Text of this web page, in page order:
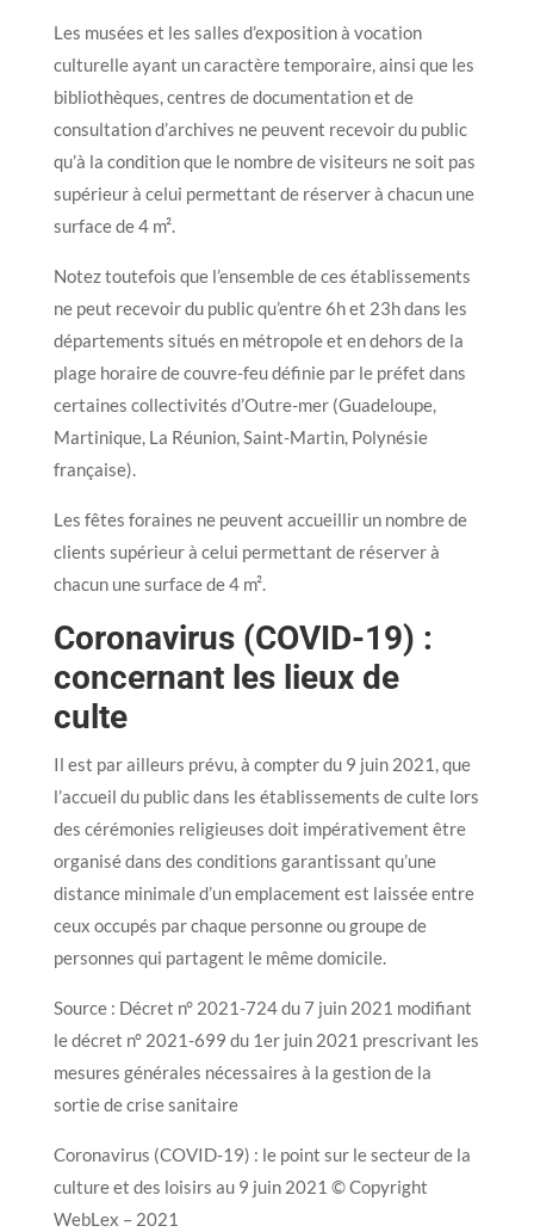
Les musées et les salles d’exposition à vocation
culturelle ayant un caractère temporaire, ainsi que les
bibliothèques, centres de documentation et de
consultation d’archives ne peuvent recevoir du public
qu’à la condition que le nombre de visiteurs ne soit pas
supérieur à celui permettant de réserver à chacun une
surface de 4 m².
Notez toutefois que l’ensemble de ces établissements
ne peut recevoir du public qu’entre 6h et 23h dans les
départements situés en métropole et en dehors de la
plage horaire de couvre-feu définie par le préfet dans
certaines collectivités d’Outre-mer (Guadeloupe,
Martinique, La Réunion, Saint-Martin, Polynésie
française).
Les fêtes foraines ne peuvent accueillir un nombre de
clients supérieur à celui permettant de réserver à
chacun une surface de 4 m².
Coronavirus (COVID-19) :
concernant les lieux de
culte
Il est par ailleurs prévu, à compter du 9 juin 2021, que
l’accueil du public dans les établissements de culte lors
des cérémonies religieuses doit impérativement être
organisé dans des conditions garantissant qu’une
distance minimale d’un emplacement est laissée entre
ceux occupés par chaque personne ou groupe de
personnes qui partagent le même domicile.
Source : Décret n° 2021-724 du 7 juin 2021 modifiant
le décret n° 2021-699 du 1er juin 2021 prescrivant les
mesures générales nécessaires à la gestion de la
sortie de crise sanitaire
Coronavirus (COVID-19) : le point sur le secteur de la
culture et des loisirs au 9 juin 2021 © Copyright
WebLex – 2021